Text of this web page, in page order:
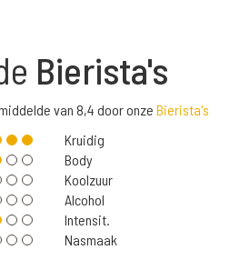
Bierista's
van 8,4 door onze Bierista's
Kruidig
Body
Koolzuur
Alcohol
Intensit.
Nasmaak